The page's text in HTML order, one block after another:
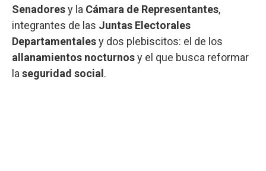
Senadoresy la Cámara de Representantes,
integrantes de las Juntas Electorales
Departamentalesy dos plebiscitos: el de los
allanamientos nocturnosy el que busca reformar
la seguridad social .